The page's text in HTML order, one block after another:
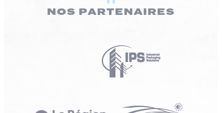
NOS PARTENAIRES